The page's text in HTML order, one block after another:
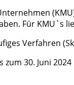
Für KMU`s
Verfahren
30. Juni